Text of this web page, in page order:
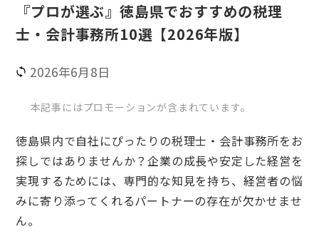
『プロが選ぶ』徳島県でおすすめの税理
士・会計事務所10選【2026年版】
2026年6月8日
本記事にはプロモーションが含まれています。
徳島県内で自社にぴったりの税理士・会計事務所をお
探しではありませんか？企業の成長や安定した経営を
実現するためには、専門的な知見を持ち、経営者の悩
みに寄り添ってくれるパートナーの存在が欠かせませ
ん。